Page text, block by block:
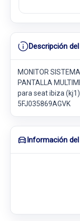
Descripción
MONITOR
PANTALLA
para seat ibiza
5FJ035869AGVK
Información